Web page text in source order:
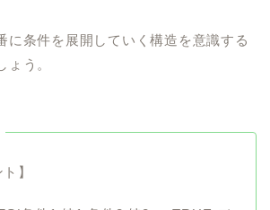
に条件を展開していく構造を意識する
ょう。
】